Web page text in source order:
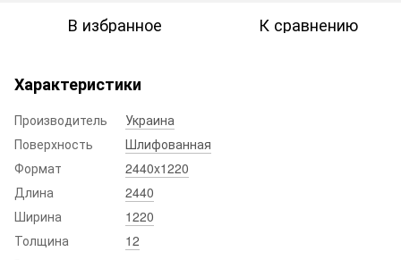
В избранное К сравнению
Характеристики
Производитель
Украина
Поверхность
Шлифованная
Формат
2440x1220
Длина
2440
Ширина
1220
Толщина
12